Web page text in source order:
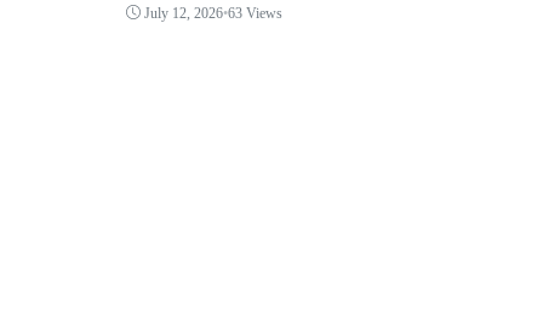
July 12, 2026•63 Views